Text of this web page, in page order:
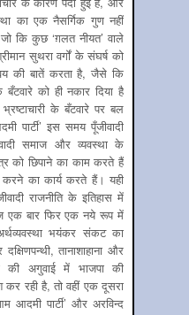
का एक नैसर्गिक गुण नहीं
कि कुछ ‘ग़लत नीयत’ वाले
सुथरा वर्गों के संघर्ष को
की बातें करता है, जैसे कि
को ही नकार दिया है
के बँटवारे पर बल
पार्टी’ इस समय पूँजीवादी
समाज और व्यवस्था के
को छिपाने का काम करते हैं
का कार्य करते हैं। यही
राजनीति के इतिहास में
एक बार फिर एक नये रूप में
भयंकर संकट का
तानाशाहाना और
की अगुवाई में भाजपा की
कर रही है, तो वहीं एक दूसरा
आदमी पार्टी’ और अरविन्द